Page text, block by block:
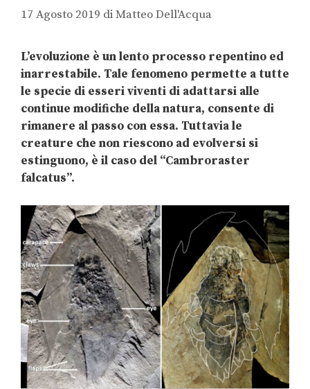
17 Agosto 2019 diMatteo Dell'Acqua
L’evoluzione è un lento processo repentino ed
inarrestabile. Tale fenomeno permette a tutte
le specie di esseri viventi di adattarsi alle
continue modifiche della natura, consente di
rimanere al passo con essa. Tuttavia le
creature che non riescono ad evolversi si
estinguono, è il caso del “Cambroraster
falcatus”.